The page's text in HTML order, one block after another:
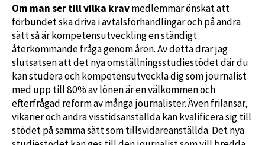
Om man ser till vilka kravmedlemmar önskat att
förbundet ska driva i avtalsförhandlingar och på andra
sätt så är kompetensutveckling en ständigt
återkommande fråga genom åren. Av detta drar jag
slutsatsen att det nya omställningsstudiestödet där du
kan studera och kompetensutveckla dig som journalist
med upp till 80% av lönen är en välkommen och
efterfrågad reform av många journalister. Även frilansar,
vikarier och andra visstidsanställda kan kvalificera sig till
stödet på samma sätt som tillsvidareanställda. Det nya